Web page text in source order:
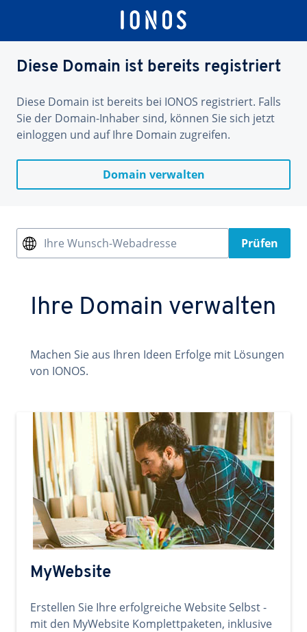
Diese Domain ist bereits registriert
Diese Domain ist bereits bei IONOS registriert. Falls
Sie der Domain-Inhaber sind, können Sie sich jetzt
einloggen und auf Ihre Domain zugreifen.
Domain verwalten
Ihre Wunsch-Webadresse Prüfen
Ihre Domain verwalten
Machen Sie aus Ihren Ideen Erfolge mit Lösungen
von IONOS.
MyWebsite
Erstellen Sie Ihre erfolgreiche Website Selbst -
mit den MyWebsite Komplettpaketen, inklusive